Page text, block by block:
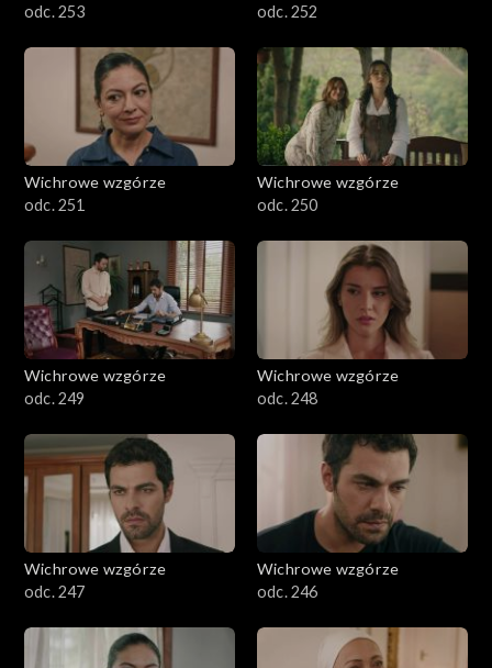
odc. 253
odc. 252
Wichrowe wzgórze
odc. 251
Wichrowe wzgórze
odc. 250
Wichrowe wzgórze
odc. 249
Wichrowe wzgórze
odc. 248
Wichrowe wzgórze
odc. 247
Wichrowe wzgórze
odc. 246